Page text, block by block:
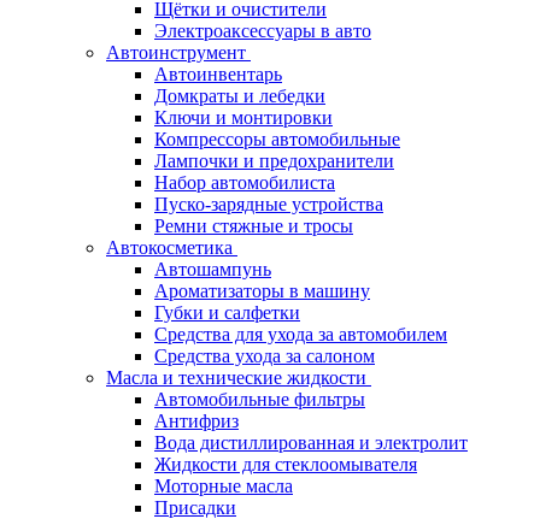
Щётки и очистители
Электроаксессуары в авто
Автоинструмент
Автоинвентарь
Домкраты и лебедки
Ключи и монтировки
Компрессоры автомобильные
Лампочки и предохранители
Набор автомобилиста
Пуско-зарядные устройства
Ремни стяжные и тросы
Автокосметика
Автошампунь
Ароматизаторы в машину
Губки и салфетки
Средства для ухода за автомобилем
Средства ухода за салоном
Масла и технические жидкости
Автомобильные фильтры
Антифриз
Вода дистиллированная и электролит
Жидкости для стеклоомывателя
Моторные масла
Присадки